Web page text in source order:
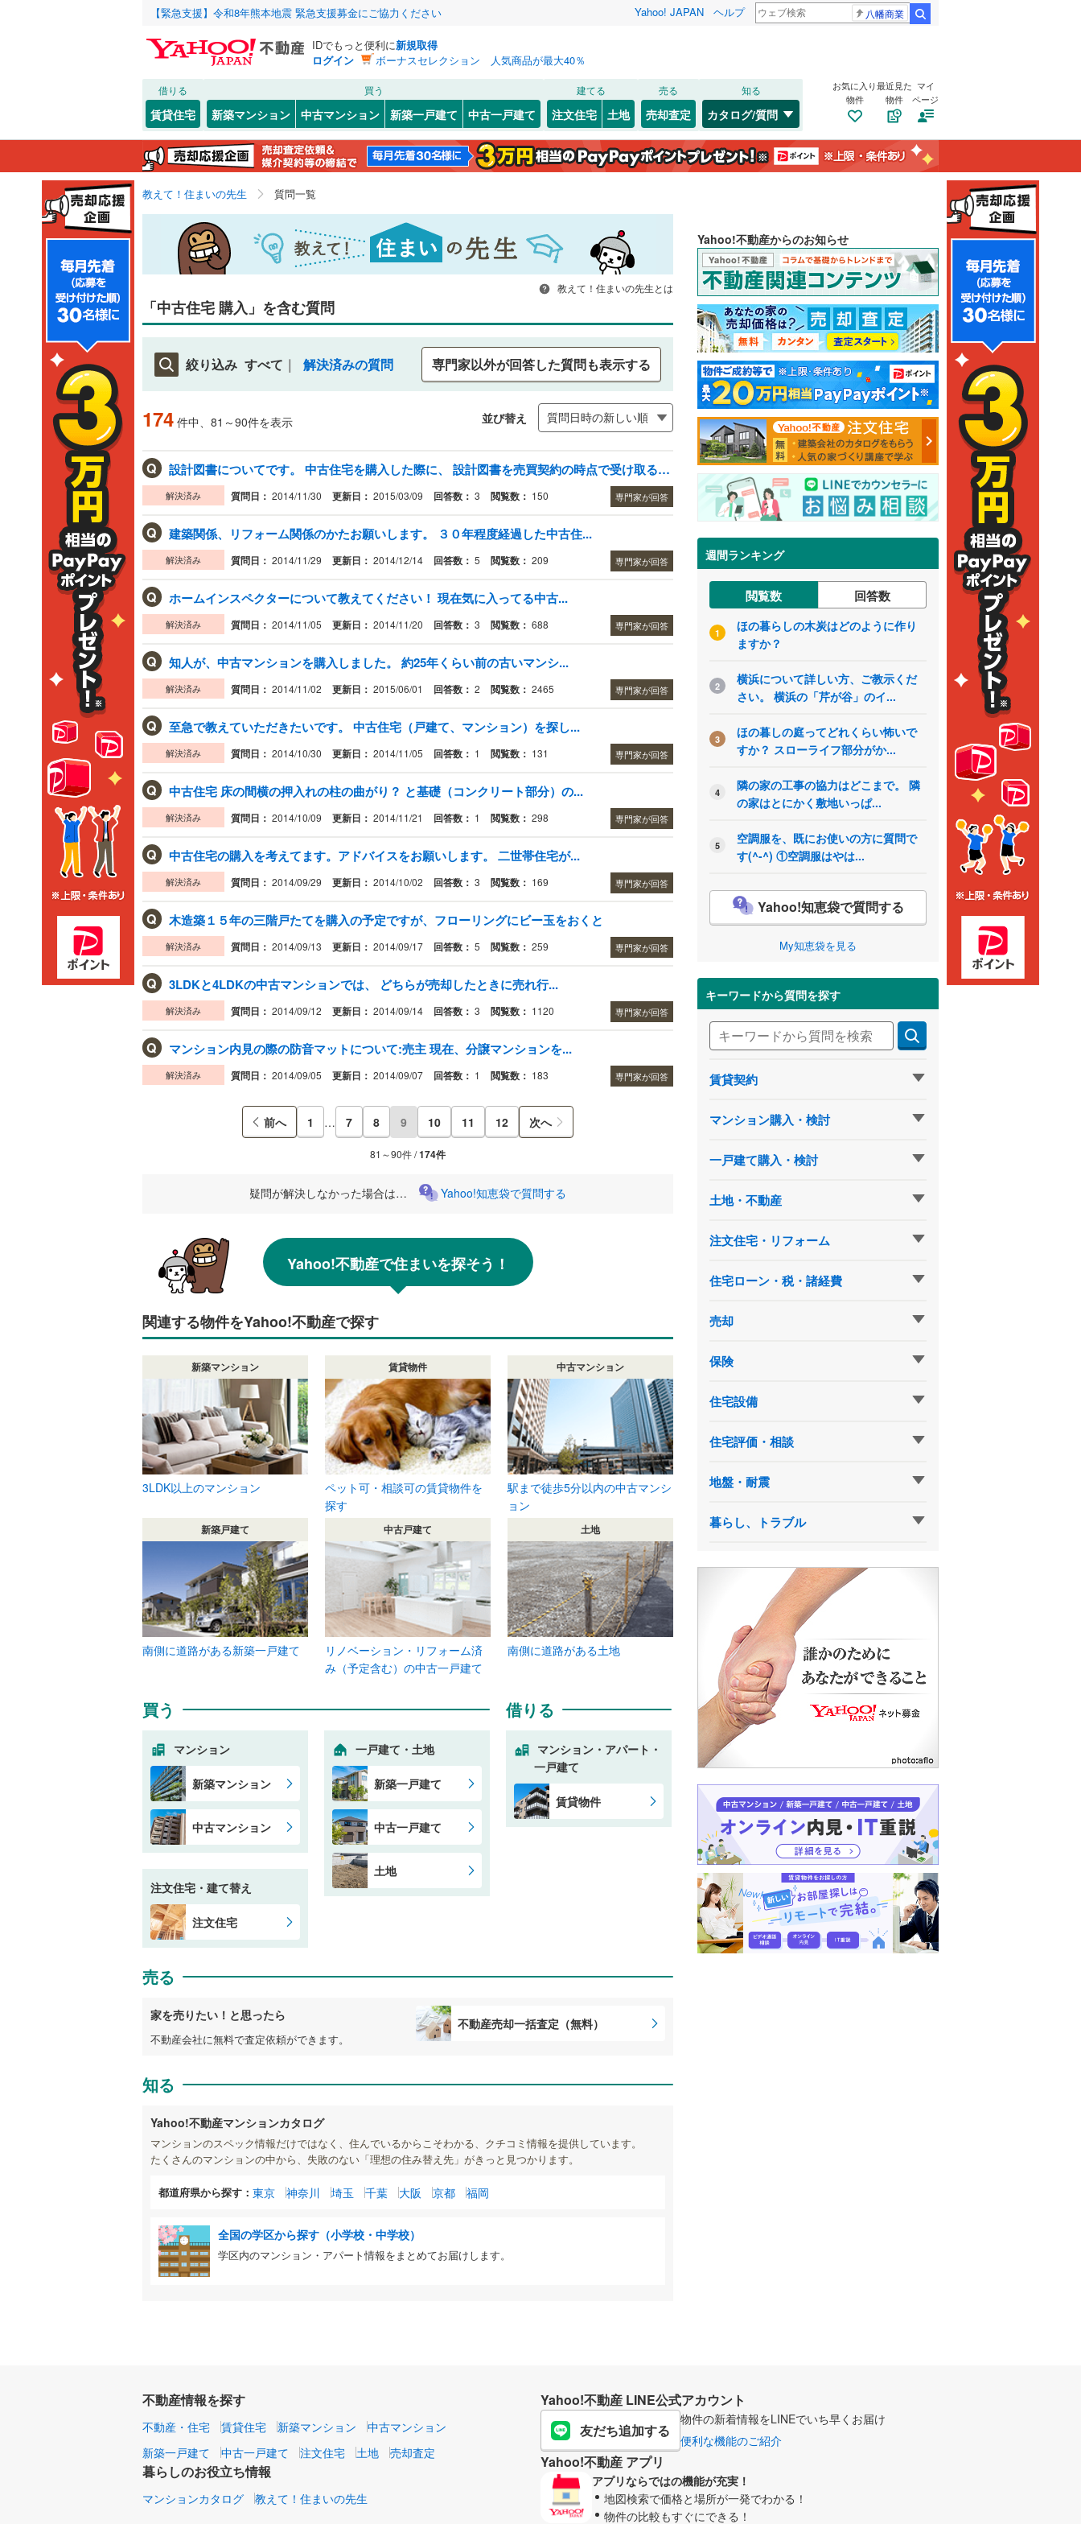
【緊急支援】令和8年熊本地震 緊急支援募金にご協力ください Yahoo! JAPAN ヘルプ 八幡商業
IDでもっと便利に新規取得
ログイン
ボーナスセレクション 人気商品が最大40％
借りる
賃貸住宅
買う
新築マンション 中古マンション 新築一戸建て 中古一戸建て
建てる
注文住宅 土地
売る
売却査定
知る
カタログ/質問
お気に入り
物件
最近見た
物件
マイ
ページ
教えて！住まいの先生 質問一覧
教えて！住まいの先生とは
「中古住宅 購入」を含む質問
絞り込み すべて 解決済みの質問 専門家以外が回答した質問も表示する
174 件中、81～90件を表示 並び替え
Q 設計図書についてです。 中古住宅を購入した際に、 設計図書を売買契約の時点で受け取る約束でしたが、 不動産屋が持参せず、 そのまま紛失した場合、 どのような対応をするのが良いでしょうか。
解決済み 質問日： 2014/11/30 更新日： 2015/03/09 回答数： 3 閲覧数： 150 専門家が回答
Q 建築関係、リフォーム関係のかたお願いします。 ３０年程度経過した中古住...
解決済み 質問日： 2014/11/29 更新日： 2014/12/14 回答数： 5 閲覧数： 209 専門家が回答
Q ホームインスペクターについて教えてください！ 現在気に入ってる中古...
解決済み 質問日： 2014/11/05 更新日： 2014/11/20 回答数： 3 閲覧数： 688 専門家が回答
Q 知人が、中古マンションを購入しました。 約25年くらい前の古いマンシ...
解決済み 質問日： 2014/11/02 更新日： 2015/06/01 回答数： 2 閲覧数： 2465 専門家が回答
Q 至急で教えていただきたいです。 中古住宅（戸建て、マンション）を探し...
解決済み 質問日： 2014/10/30 更新日： 2014/11/05 回答数： 1 閲覧数： 131 専門家が回答
Q 中古住宅 床の間横の押入れの柱の曲がり？ と基礎（コンクリート部分）の...
解決済み 質問日： 2014/10/09 更新日： 2014/11/21 回答数： 1 閲覧数： 298 専門家が回答
Q 中古住宅の購入を考えてます。アドバイスをお願いします。 二世帯住宅が...
解決済み 質問日： 2014/09/29 更新日： 2014/10/02 回答数： 3 閲覧数： 169 専門家が回答
Q 木造築１５年の三階戸たてを購入の予定ですが、フローリングにビー玉をおくと
解決済み 質問日： 2014/09/13 更新日： 2014/09/17 回答数： 5 閲覧数： 259 専門家が回答
Q 3LDKと4LDKの中古マンションでは、 どちらが売却したときに売れ行...
解決済み 質問日： 2014/09/12 更新日： 2014/09/14 回答数： 3 閲覧数： 1120 専門家が回答
Q マンション内見の際の防音マットについて:売主 現在、分譲マンションを...
解決済み 質問日： 2014/09/05 更新日： 2014/09/07 回答数： 1 閲覧数： 183 専門家が回答
前へ 1 … 7 8 9 10 11 12 次へ
81～90件 /174件
疑問が解決しなかった場合は… Yahoo!知恵袋で質問する
Yahoo!不動産で住まいを探そう！
関連する物件をYahoo!不動産で探す
新築マンション
3LDK以上のマンション
賃貸物件
ペット可・相談可の賃貸物件を
探す
中古マンション
駅まで徒歩5分以内の中古マンシ
ョン
新築戸建て
南側に道路がある新築一戸建て
中古戸建て
リノベーション・リフォーム済
み（予定含む）の中古一戸建て
土地
南側に道路がある土地
買う
マンション
新築マンション
中古マンション
注文住宅・建て替え
注文住宅
一戸建て・土地
新築一戸建て
中古一戸建て
土地
借りる
マンション・アパート・
一戸建て
賃貸物件
売る
家を売りたい！と思ったら
不動産会社に無料で査定依頼ができます。
不動産売却一括査定（無料）
知る
Yahoo!不動産マンションカタログ
マンションのスペック情報だけではなく、住んでいるからこそわかる、クチコミ情報を提供しています。
たくさんのマンションの中から、失敗のない「理想の住み替え先」がきっと見つかります。
都道府県から探す： 東京 神奈川 埼玉 千葉 大阪 京都 福岡
全国の学区から探す（小学校・中学校）
学区内のマンション・アパート情報をまとめてお届けします。
Yahoo!不動産からのお知らせ
週間ランキング
閲覧数 回答数
1
ほの暮らしの木炭はどのように作り
ますか？
2
横浜について詳しい方、ご教示くだ
さい。 横浜の「芹が谷」のイ...
3
ほの暮しの庭ってどれくらい怖いで
すか？ スローライフ部分がか...
4
隣の家の工事の協力はどこまで。 隣
の家はとにかく敷地いっぱ...
5
空調服を、既にお使いの方に質問で
す(^-^) ①空調服はやは...
Yahoo!知恵袋で質問する
My知恵袋を見る
キーワードから質問を探す
賃貸契約
マンション購入・検討
一戸建て購入・検討
土地・不動産
注文住宅・リフォーム
住宅ローン・税・諸経費
売却
保険
住宅設備
住宅評価・相談
地盤・耐震
暮らし、トラブル
不動産情報を探す
不動産・住宅 賃貸住宅 新築マンション
中古マンション
新築一戸建て
中古一戸建て 注文住宅 土地 売却査定
暮らしのお役立ち情報
マンションカタログ 教えて！住まいの先生
Yahoo!不動産 LINE公式アカウント
友だち追加する
物件の新着情報をLINEでいち早くお届け
便利な機能のご紹介
Yahoo!不動産 アプリ
アプリならではの機能が充実！
地図検索で価格と場所が一発でわかる！
物件の比較もすぐにできる！